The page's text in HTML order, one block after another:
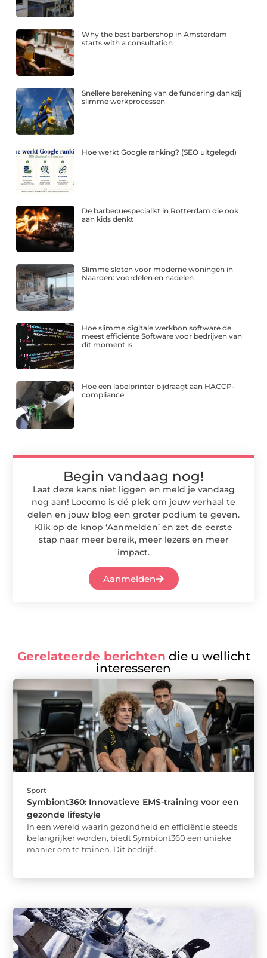
Why the best barbershop in Amsterdam
starts with a consultation
Snellere berekening van de fundering dankzij
slimme werkprocessen
Hoe werkt Google ranking? (SEO uitgelegd)
De barbecuespecialist in Rotterdam die ook
aan kids denkt
Slimme sloten voor moderne woningen in
Naarden: voordelen en nadelen
Hoe slimme digitale werkbon software de
meest efficiënte Software voor bedrijven van
dit moment is
Hoe een labelprinter bijdraagt aan HACCP-
compliance
Begin vandaag nog!
Laat deze kans niet liggen en meld je vandaag
nog aan! Locomo is dé plek om jouw verhaal te
delen en jouw blog een groter podium te geven.
Klik op de knop ‘Aanmelden’ en zet de eerste
stap naar meer bereik, meer lezers en meer
impact.
Aanmelden
Gerelateerde berichten die u wellicht
interesseren
Sport
Symbiont360: Innovatieve EMS-training voor een
gezonde lifestyle
In een wereld waarin gezondheid en efficiëntie steeds
belangrijker worden, biedt Symbiont360 een unieke
manier om te trainen. Dit bedrijf ...